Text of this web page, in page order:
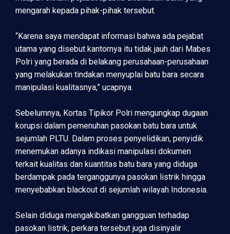
mengarah kepada pihak-pihak tersebut.
“Karena saya mendapat informasi bahwa ada pejabat
utama yang disebut kantornya itu tidak jauh dari Mabes
Polri yang berada di belakang perusahaan-perusahaan
yang melakukan tindakan menyuplai batu bara secara
manipulasi kualitasnya,” ucapnya.
Sebelumnya, Kortas Tipikor Polri mengungkap dugaan
korupsi dalam pemenuhan pasokan batu bara untuk
sejumlah PLTU. Dalam proses penyelidikan, penyidik
menemukan adanya indikasi manipulasi dokumen
terkait kualitas dan kuantitas batu bara yang diduga
berdampak pada terganggunya pasokan listrik hingga
menyebabkan blackout di sejumlah wilayah Indonesia.
Selain diduga mengakibatkan gangguan terhadap
pasokan listrik, perkara tersebut juga disinyalir